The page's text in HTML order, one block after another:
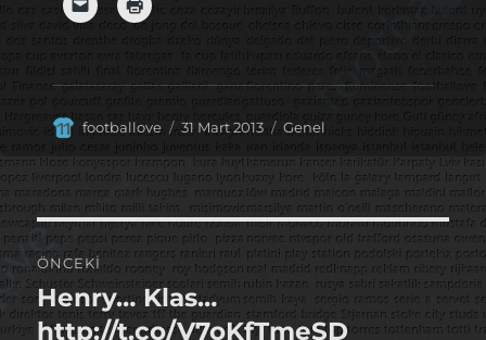
Yazar
footballove
Yayın
tarihi
31 Mart 2013 Kategoriler
Genel
Yazı
gezinmesi
ÖNCEKI
Önceki
yazı:
Henry… Klas…
http://t.co/V7oKfTmeSD